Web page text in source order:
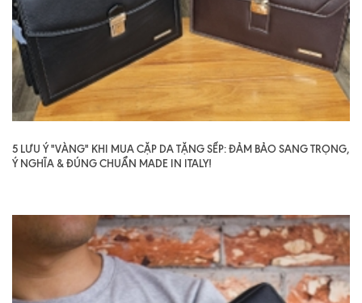
5 LƯU Ý "VÀNG" KHI MUA CẶP DA TẶNG SẾP: ĐẢM BẢO SANG TRỌNG,
Ý NGHĨA & ĐÚNG CHUẨN MADE IN ITALY!